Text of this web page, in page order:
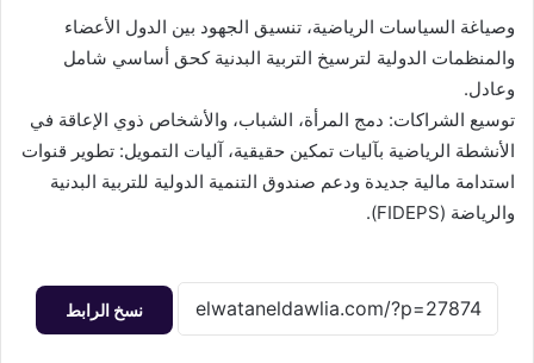
وصياغة السياسات الرياضية، تنسيق الجهود بين الدول الأعضاء
والمنظمات الدولية لترسيخ التربية البدنية كحق أساسي شامل
وعادل.
توسيع الشراكات: دمج المرأة، الشباب، والأشخاص ذوي الإعاقة في
الأنشطة الرياضية بآليات تمكين حقيقية، آليات التمويل: تطوير قنوات
استدامة مالية جديدة ودعم صندوق التنمية الدولية للتربية البدنية
والرياضة (FIDEPS).
نسخ الرابط